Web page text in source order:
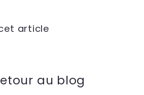
article
au blog